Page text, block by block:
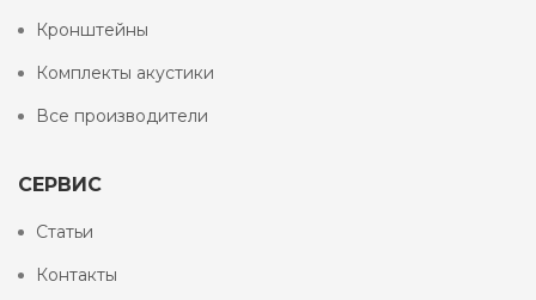
Кронштейны
Комплекты акустики
Все производители
СЕРВИС
Статьи
Контакты